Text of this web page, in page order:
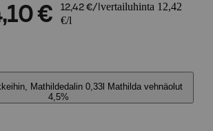
€ 12,42 €/l vertailuhinta 12,42
€/l
Mathildedalin 0,33l Mathilda vehnäolut
4,5%